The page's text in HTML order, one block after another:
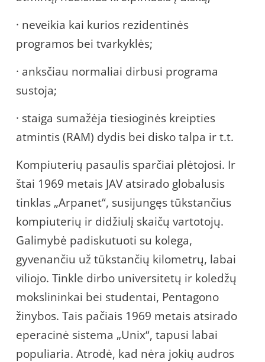
· neveikia kai kurios rezidentinės
programos bei tvarkyklės;
· anksčiau normaliai dirbusi programa
sustoja;
· staiga sumažėja tiesioginės kreipties
atmintis (RAM) dydis bei disko talpa ir t.t.
Kompiuterių pasaulis sparčiai plėtojosi. Ir
štai 1969 metais JAV atsirado globalusis
tinklas „Arpanet“, susijungęs tūkstančius
kompiuterių ir didžiulį skaičų vartotojų.
Galimybė padiskutuoti su kolega,
gyvenančiu už tūkstančių kilometrų, labai
viliojo. Tinkle dirbo universitetų ir koledžų
mokslininkai bei studentai, Pentagono
žinybos. Tais pačiais 1969 metais atsirado
eperacinė sistema „Unix“, tapusi labai
populiaria. Atrodė, kad nėra jokių audros